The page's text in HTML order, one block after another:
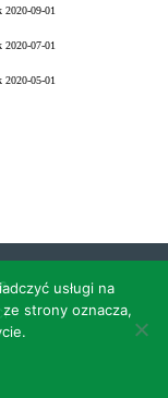
usługi na
strony oznacza,